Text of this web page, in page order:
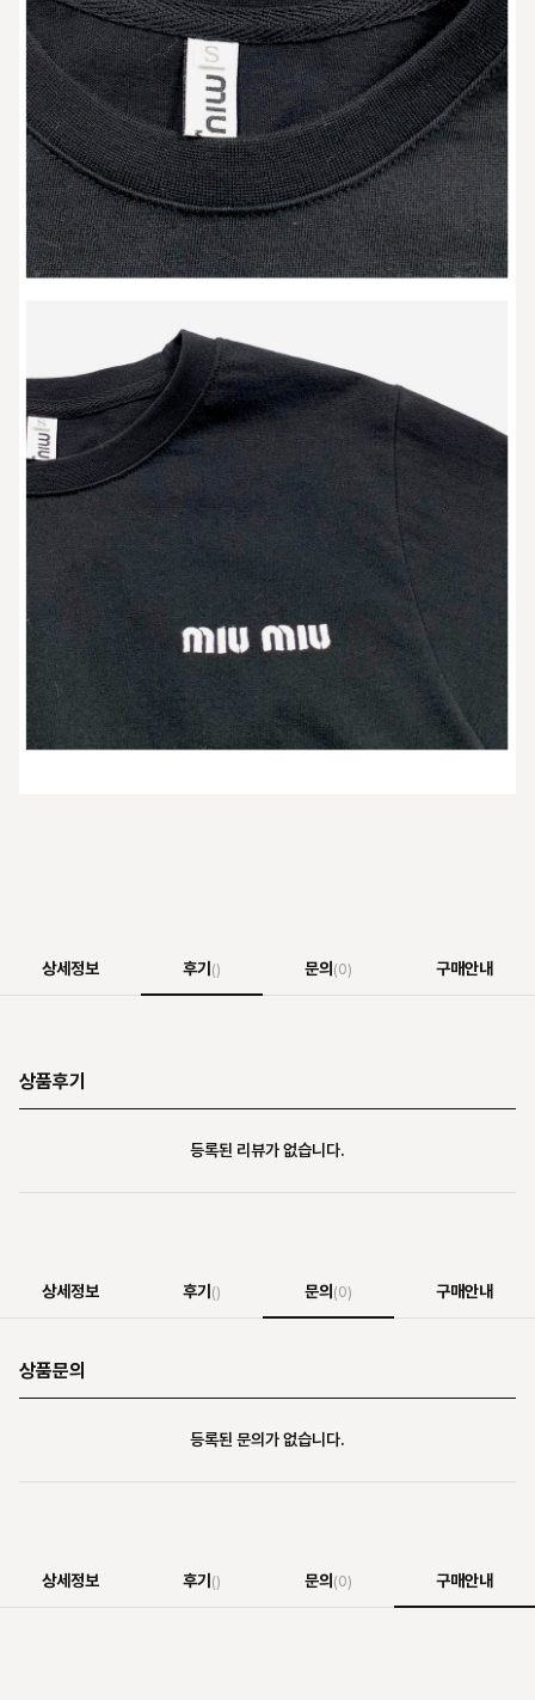
상세정보 후기 () 문의 (0) 구매안내
상품후기
등록된 리뷰가 없습니다.
상세정보 후기 () 문의 (0) 구매안내
상품문의
등록된 문의가 없습니다.
상세정보 후기 () 문의 (0) 구매안내